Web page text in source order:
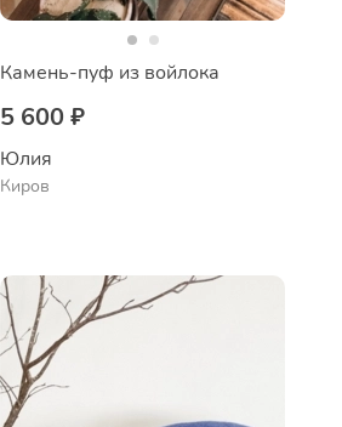
Камень-пуф из войлока
5 600 ₽
Юлия
Киров